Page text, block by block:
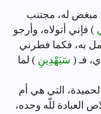
مبغض له، مجتنب
) فإني أتولاه، وأرجو
به، فكما فطرني
فـ ( سَيَهْدِينِ ) لما
التي هي أم
العبادة للّه وحده،